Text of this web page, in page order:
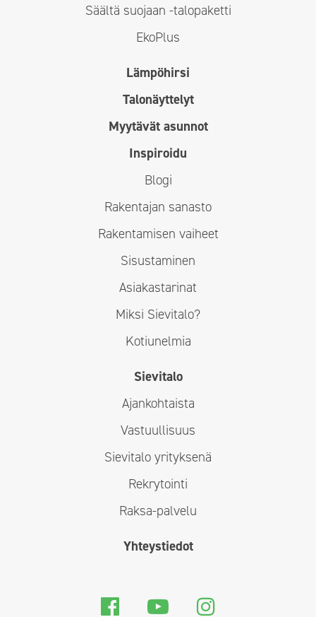
Säältä suojaan -talopaketti
EkoPlus
Lämpöhirsi
Talonäyttelyt
Myytävät asunnot
Inspiroidu
Blogi
Rakentajan sanasto
Rakentamisen vaiheet
Sisustaminen
Asiakastarinat
Miksi Sievitalo?
Kotiunelmia
Sievitalo
Ajankohtaista
Vastuullisuus
Sievitalo yrityksenä
Rekrytointi
Raksa-palvelu
Yhteystiedot